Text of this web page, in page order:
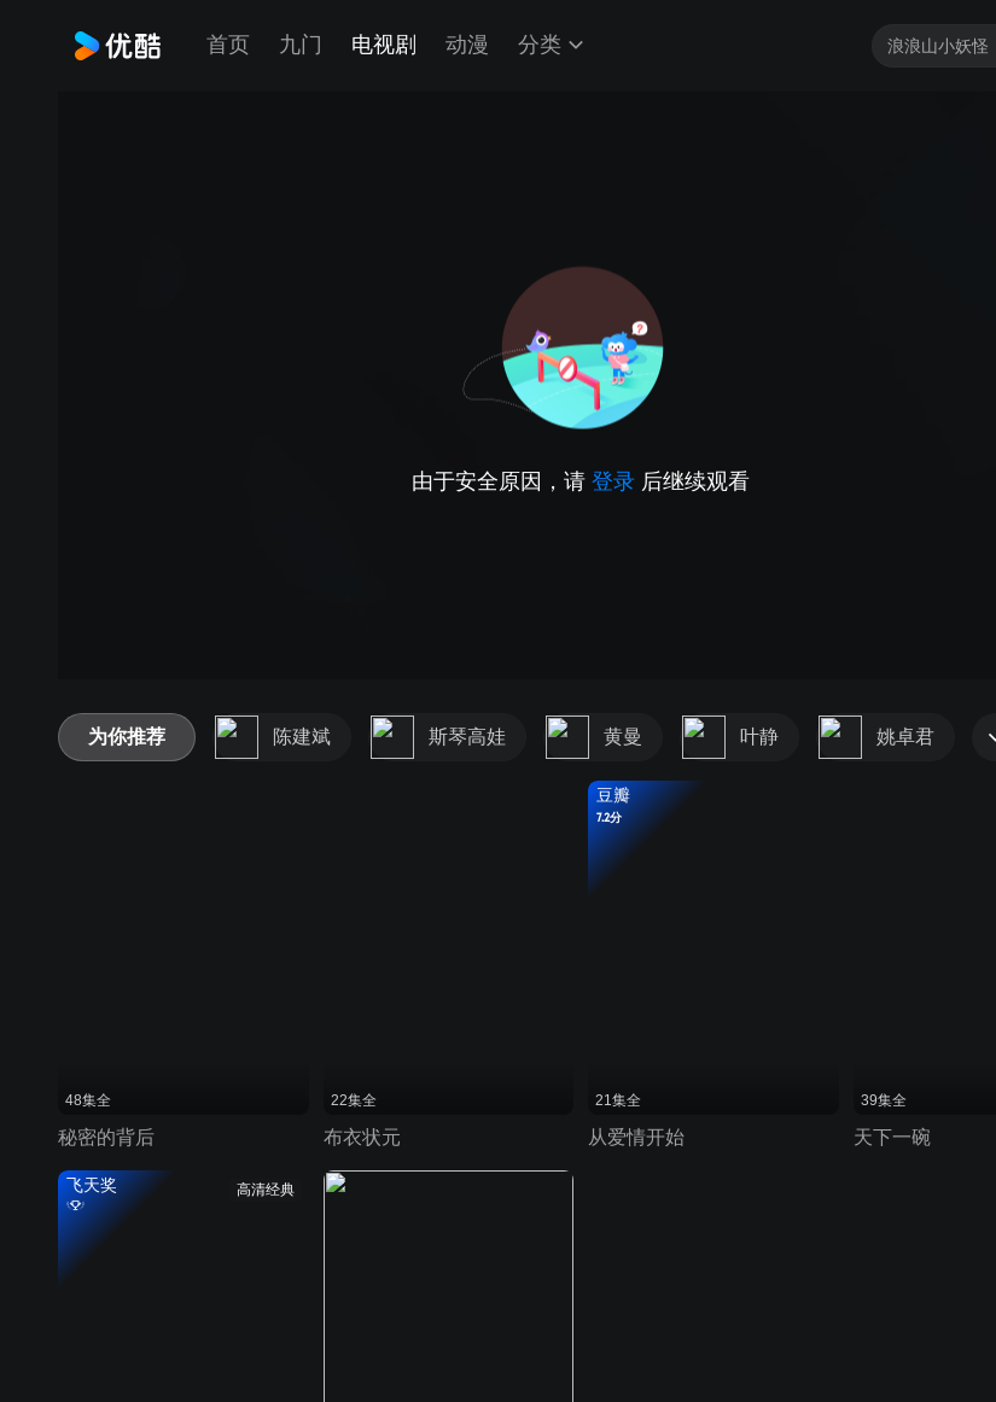
首页 九门 电视剧 动漫 分类
由于安全原因，请 登录 后继续观看
为你推荐 陈建斌 斯琴高娃 黄曼 叶静 姚卓君
48集全
秘密的背后
22集全
布衣状元
豆瓣
7.2分
21集全
从爱情开始
39集全
天下一碗
高清经典
飞天奖